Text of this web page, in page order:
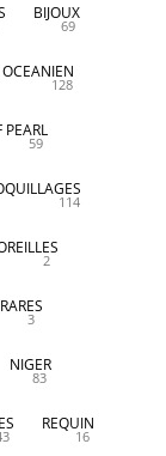
BIJOUX
69
128
PEARL
59
114
2
3
NIGER
83
REQUIN
16